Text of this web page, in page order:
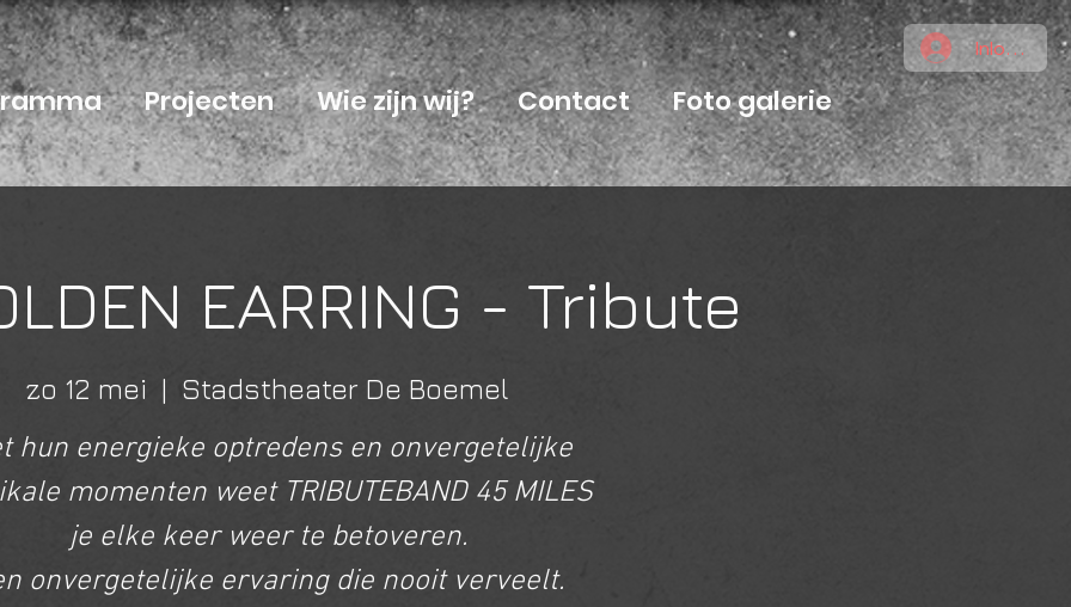
Projecten Wie zijn wij? Contact Foto galerie
Inloggen
EARRING - Tribute
zo 12 mei
  |
Stadstheater De Boemel
hun energieke optredens en onvergetelijke
momenten weet TRIBUTEBAND 45 MILES
je elke keer weer te betoveren.
onvergetelijke ervaring die nooit verveelt.